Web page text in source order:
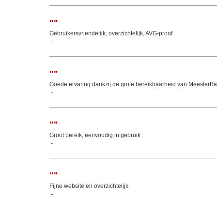
""
Gebruikersvriendelijk, overzichtelijk, AVG-proof
-
""
Goede ervaring dankzij de grote bereikbaarheid van
-
""
Groot bereik, eenvoudig in gebruik
-
""
Fijne website en overzichtelijk
-